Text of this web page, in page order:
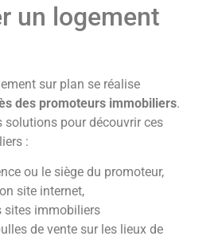
un logement
sur plan se réalise
des promoteurs immobiliers.
pour découvrir ces
:
ou le siège du promoteur,
site internet,
sites immobiliers
de vente sur les lieux de